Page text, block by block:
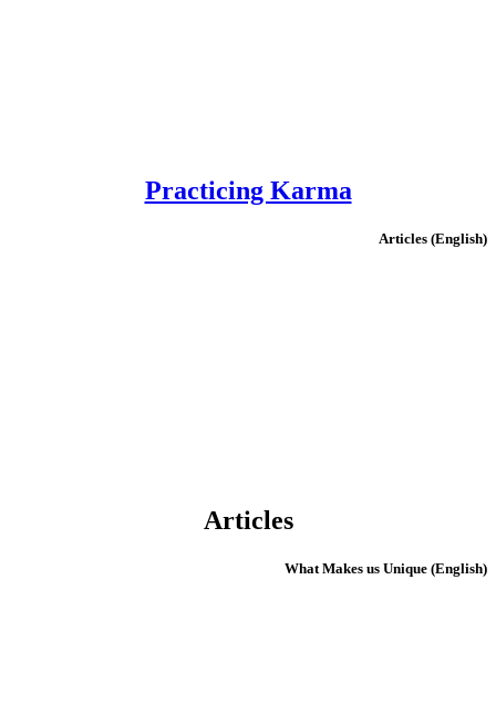
Practicing Karma
(English) Articles
Articles
(English) What Makes us Unique